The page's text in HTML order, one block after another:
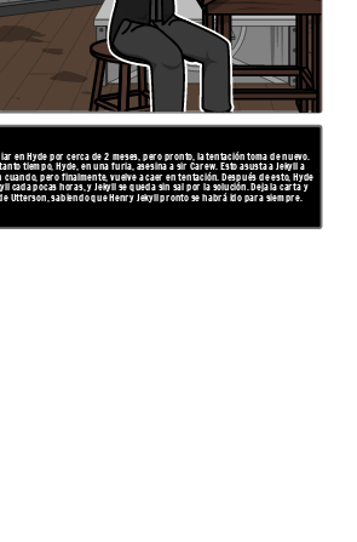
en Hyde por cerca de 2 meses, pero pronto, la tentación toma de nuevo.
tiempo, Hyde, en una furia, asesina a sir Carew. Esto asusta a Jekyll a
cuando, pero finalmente, vuelve a caer en tentación. Después de esto, Hyde
cada pocas horas, y Jekyll se queda sin sal por la solución. Deja la carta y
Utterson, sabiendo que Henry Jekyll pronto se habrá ido para siempre.